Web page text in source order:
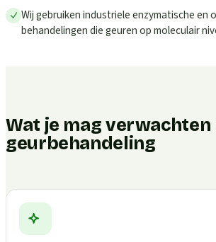
Wij gebruiken industriele enzymatische en
behandelingen die geuren op moleculair
Wat je mag verwachten
geurbehandeling